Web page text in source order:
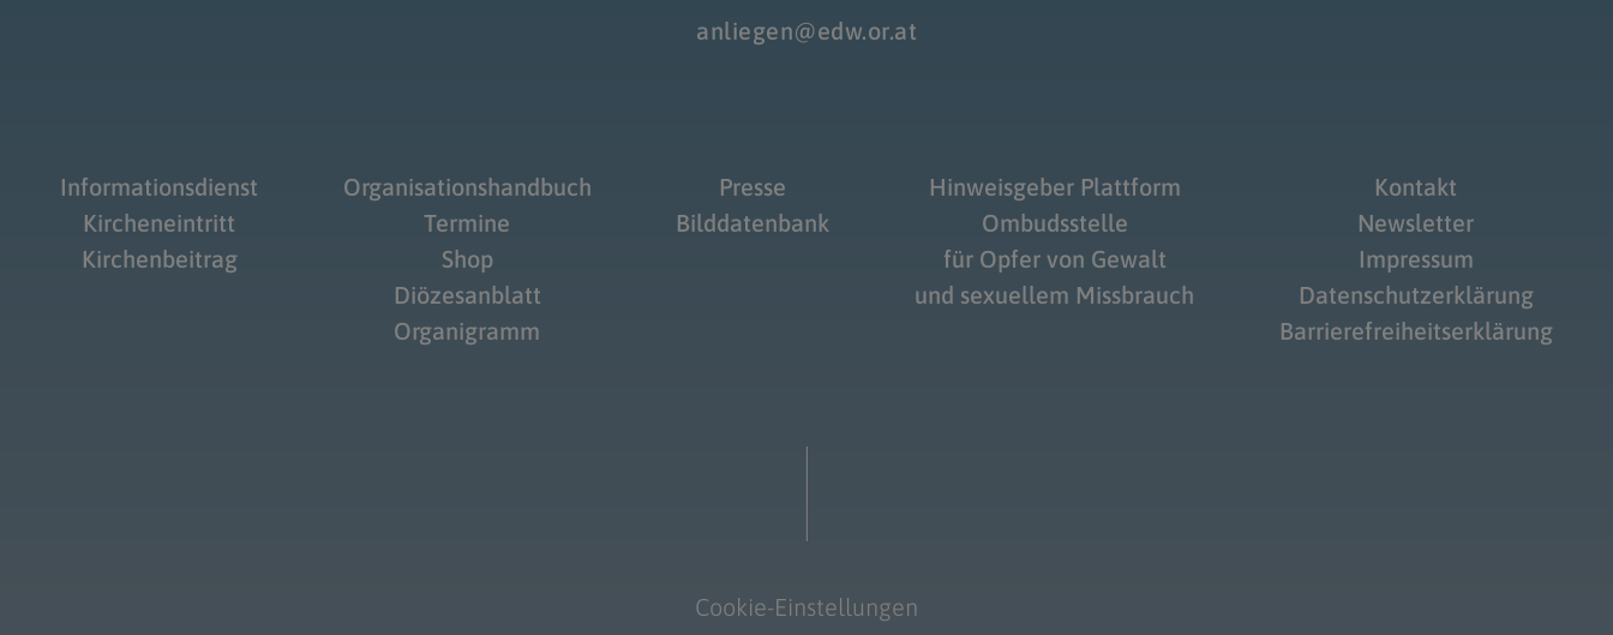
anliegen@edw.or.at
Informationsdienst
Kircheneintritt
Kirchenbeitrag
Organisationshandbuch
Termine
Shop
Diözesanblatt
Organigramm
Presse
Bilddatenbank
Hinweisgeber Plattform
Ombudsstelle
für Opfer von Gewalt
und sexuellem Missbrauch
Kontakt
Newsletter
Impressum
Datenschutzerklärung
Barrierefreiheitserklärung
Cookie-Einstellungen